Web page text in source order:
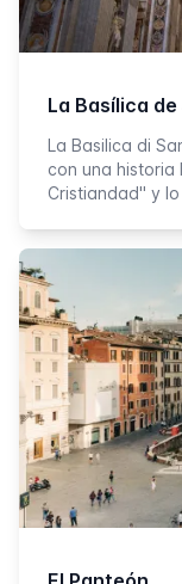
La Basílica
La Basilica di
con una historia
Cristiandad" y